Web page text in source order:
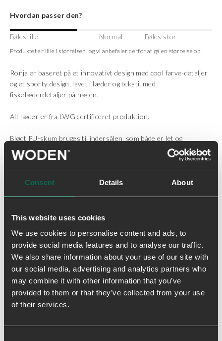
Consent Details About
This website uses cookies
We use cookies to personalise content and ads, to
provide social media features and to analyse our traffic.
We also share information about your use of our site with
our social media, advertising and analytics partners who
may combine it with other information that you’ve
provided to them or that they’ve collected from your use
of their services.
Hvordan passer den?
Føles lille Normal Føles stor
Produktet er lille i størrelsen, og vi anbefaler derfor at gå en størrelse op.
Ronja er baseret på et innovativt design med cool farve-detaljer
og et sporty design, lavet i læder og tekstil med
fiskelæderdetaljer på hælen.
Alt læder er fra LWG certificeret produktion.
Blødt PU-skum bruges til indersålen, som både er let og
stødabsorberende.
Ud over den karakteristiske WODEN korksål har Ronja en
WODEN airflow indersål for at sikre åndbarhed og giver en
• Genanvendte tekstiler
• LWG certificeret læder
• Fiskelæder detaljer
• Cork indlægssål med WODEN Air Flow System™
Levering & returnering